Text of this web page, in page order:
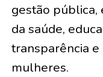
gestão pública,
da saúde,
transparência
mulheres.